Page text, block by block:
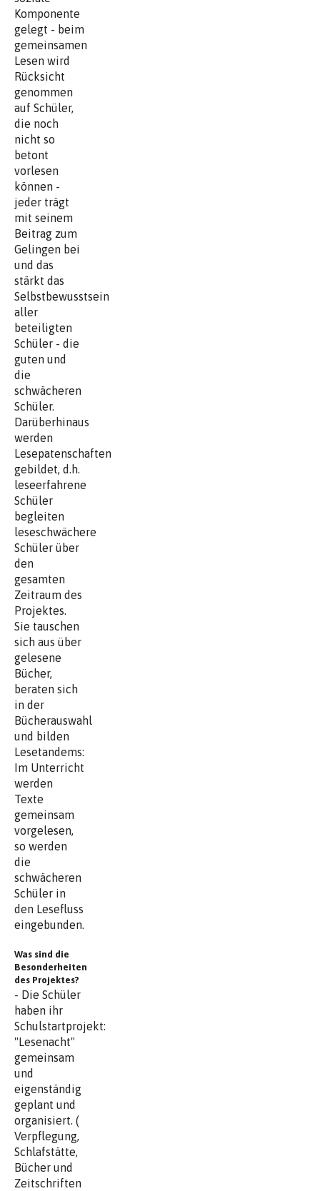
Komponente
gelegt - beim
gemeinsamen
Lesen wird
Rücksicht
genommen
auf Schüler,
die noch
nicht so
betont
vorlesen
können -
jeder trägt
mit seinem
Beitrag zum
Gelingen bei
und das
stärkt das
Selbstbewusstsein
aller
beteiligten
Schüler - die
guten und
die
schwächeren
Schüler.
Darüberhinaus
werden
Lesepatenschaften
gebildet, d.h.
leseerfahrene
Schüler
begleiten
leseschwächere
Schüler über
den
gesamten
Zeitraum des
Projektes.
Sie tauschen
sich aus über
gelesene
Bücher,
beraten sich
in der
Bücherauswahl
und bilden
Lesetandems:
Im Unterricht
werden
Texte
gemeinsam
vorgelesen,
so werden
die
schwächeren
Schüler in
den Lesefluss
eingebunden.
Was sind die
Besonderheiten
des Projektes?
- Die Schüler
haben ihr
Schulstartprojekt:
"Lesenacht"
gemeinsam
und
eigenständig
geplant und
organisiert. (
Verpflegung,
Schlafstätte,
Bücher und
Zeitschriften